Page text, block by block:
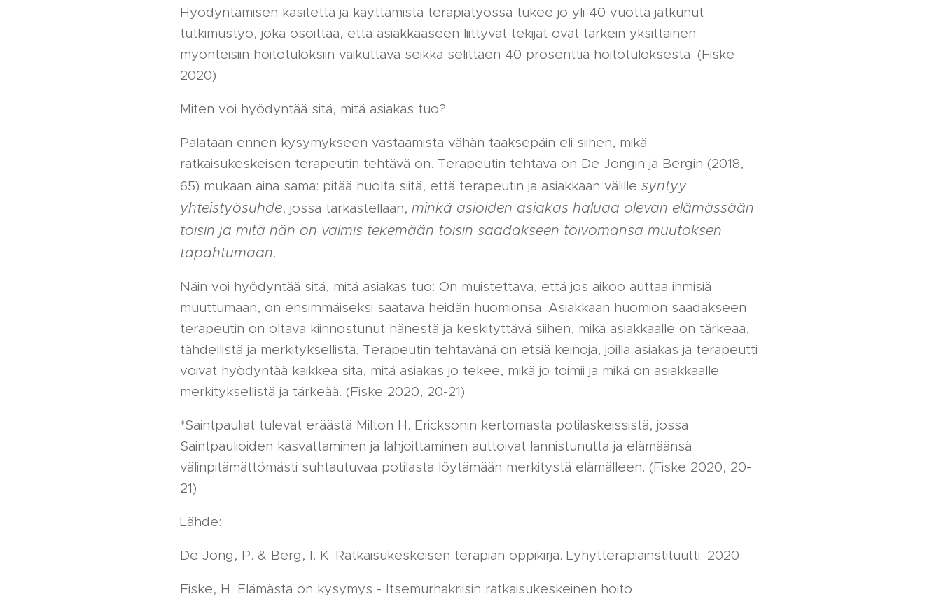
Hyödyntämisen käsitettä ja käyttämistä terapiatyössä tukee jo yli 40 vuotta jatkunut
tutkimustyö, joka osoittaa, että asiakkaaseen liittyvät tekijät ovat tärkein yksittäinen
myönteisiin hoitotuloksiin vaikuttava seikka selittäen 40 prosenttia hoitotuloksesta. (Fiske
2020)
Miten voi hyödyntää sitä, mitä asiakas tuo?
Palataan ennen kysymykseen vastaamista vähän taaksepäin eli siihen, mikä
ratkaisukeskeisen terapeutin tehtävä on. Terapeutin tehtävä on De Jongin ja Bergin (2018,
65) mukaan aina sama: pitää huolta siitä, että terapeutin ja asiakkaan välille syntyy
yhteistyösuhde, jossa tarkastellaan, minkä asioiden asiakas haluaa olevan elämässään
toisin ja mitä hän on valmis tekemään toisin saadakseen toivomansa muutoksen
tapahtumaan.
Näin voi hyödyntää sitä, mitä asiakas tuo: On muistettava, että jos aikoo auttaa ihmisiä
muuttumaan, on ensimmäiseksi saatava heidän huomionsa. Asiakkaan huomion saadakseen
terapeutin on oltava kiinnostunut hänestä ja keskityttävä siihen, mikä asiakkaalle on tärkeää,
tähdellistä ja merkityksellistä. Terapeutin tehtävänä on etsiä keinoja, joilla asiakas ja terapeutti
voivat hyödyntää kaikkea sitä, mitä asiakas jo tekee, mikä jo toimii ja mikä on asiakkaalle
merkityksellistä ja tärkeää. (Fiske 2020, 20-21)
*Saintpauliat tulevat eräästä Milton H. Ericksonin kertomasta potilaskeissistä, jossa
Saintpaulioiden kasvattaminen ja lahjoittaminen auttoivat lannistunutta ja elämäänsä
välinpitämättömästi suhtautuvaa potilasta löytämään merkitystä elämälleen. (Fiske 2020, 20-
21)
Lähde:
De Jong, P. & Berg, I. K. Ratkaisukeskeisen terapian oppikirja. Lyhytterapiainstituutti. 2020.
Fiske, H. Elämästä on kysymys - Itsemurhakriisin ratkaisukeskeinen hoito.